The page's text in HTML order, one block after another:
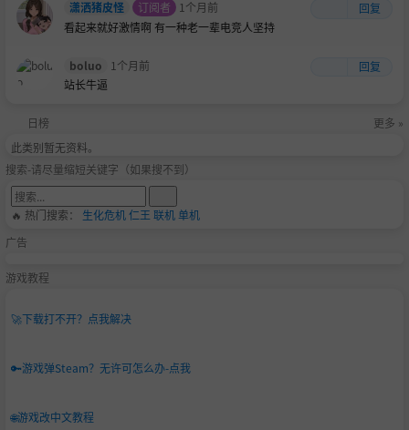
潇洒猪皮怪 订阅者 1个月前
回复
看起来就好激情啊 有一种老一辈电竞人坚持
boluo 1个月前
回复
站长牛逼
日榜
更多 »
此类别暂无资料。
搜索-请尽量缩短关键字（如果搜不到）
🔥 热门搜索： 生化危机仁王 联机单机
广告
游戏教程
🚀下载打不开？点我解决
🔑游戏弹Steam？无许可怎么办-点我
🌐游戏改中文教程